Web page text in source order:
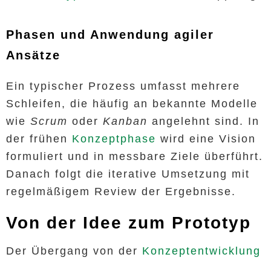
Phasen und Anwendung agiler
Ansätze
Ein typischer Prozess umfasst mehrere
Schleifen, die häufig an bekannte Modelle
wie Scrum oder Kanban angelehnt sind. In
der frühen Konzeptphase wird eine Vision
formuliert und in messbare Ziele überführt.
Danach folgt die iterative Umsetzung mit
regelmäßigem Review der Ergebnisse.
Von der Idee zum Prototyp
Der Übergang von der Konzeptentwicklung